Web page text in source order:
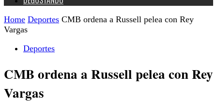
Home Deportes CMB ordena a Russell pelea con Rey
Vargas
Deportes
CMB ordena a Russell pelea con Rey
Vargas